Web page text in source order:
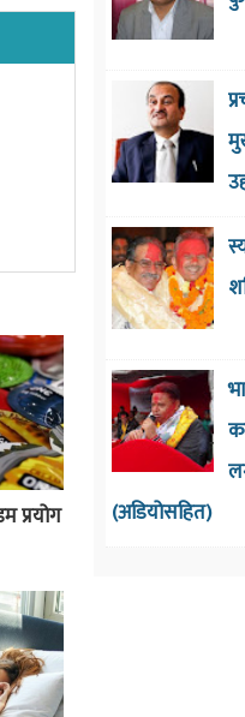
प्रयोग
(अडियोसहित)